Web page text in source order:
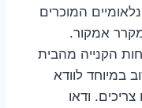
המוכרים
מקרר אמקור.
הקנייה מהבית
במיוחד לוודא
ודאו